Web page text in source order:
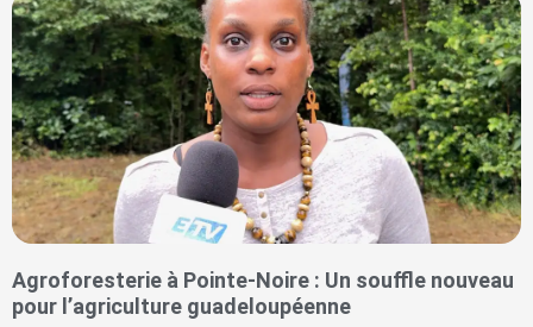
Agroforesterie à Pointe-Noire : Un souffle nouveau
pour l’agriculture guadeloupéenne